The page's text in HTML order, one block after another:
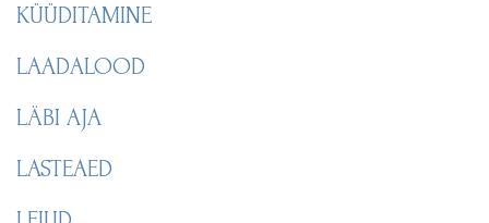
KÜÜDITAMINE
LAADALOOD
LÄBI AJA
LASTEAED